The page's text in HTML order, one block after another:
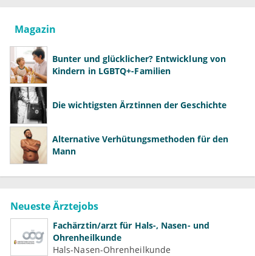
Magazin
Bunter und glücklicher? Entwicklung von
Kindern in LGBTQ+-Familien
Die wichtigsten Ärztinnen der Geschichte
Alternative Verhütungsmethoden für den
Mann
Neueste Ärztejobs
Fachärztin/arzt für Hals-, Nasen- und
Ohrenheilkunde
Hals-Nasen-Ohrenheilkunde